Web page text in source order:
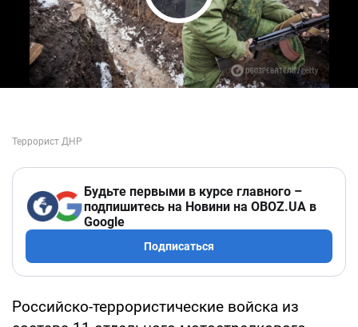
Play Video
Будьте первыми в курсе главного –
подпишитесь на Новини на OBOZ.UA в
Google
Подписаться
Российско-террористические войска из